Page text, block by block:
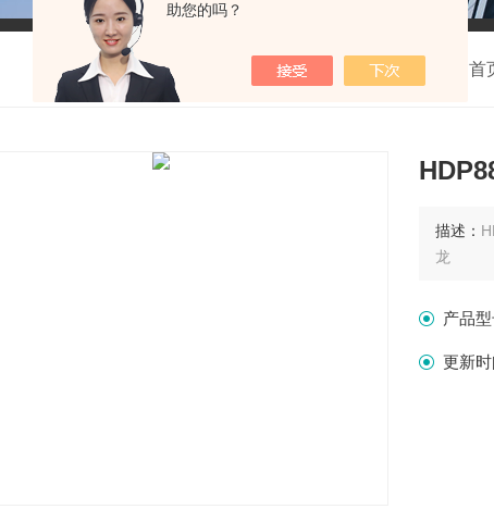
助您的吗？
我的位置： 首
描述：
龙
产品型
更新时